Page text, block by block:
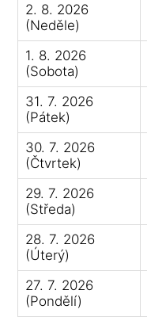
2. 8. 2026
(Neděle)
1. 8. 2026
(Sobota)
31. 7. 2026
(Pátek)
30. 7. 2026
(Čtvrtek)
29. 7. 2026
(Středa)
28. 7. 2026
(Úterý)
27. 7. 2026
(Pondělí)